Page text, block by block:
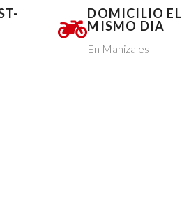
DOMICILIO EL
MISMO DIA
En Manizales